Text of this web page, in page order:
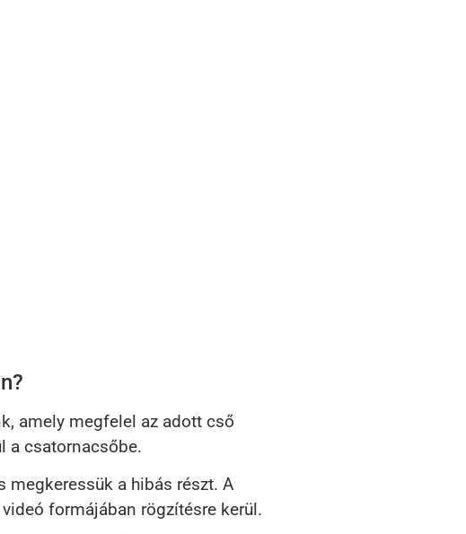
amely megfelel az adott cső
a csatornacsőbe.
megkeressük a hibás részt. A
formájában rögzítésre kerül.